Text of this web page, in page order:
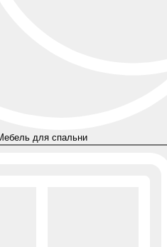
для спальни